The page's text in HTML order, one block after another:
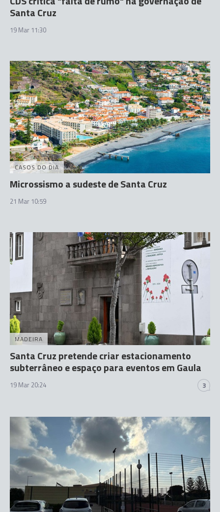
Santa Cruz
19 Mar 11:30
CASOS DO DIA
Microssismo a sudeste de Santa Cruz
21 Mar 10:59
MADEIRA
Santa Cruz pretende criar estacionamento
subterrâneo e espaço para eventos em Gaula
19 Mar 20:24 3